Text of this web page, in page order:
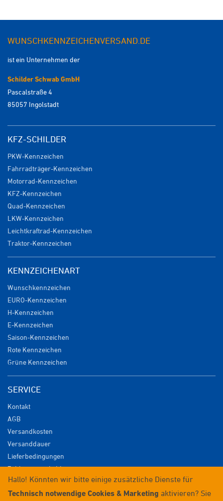
WUNSCHKENNZEICHENVERSAND.DE
ist ein Unternehmen der
Schilder Schwab GmbH
Pascalstraße 4
85057 Ingolstadt
KFZ-SCHILDER
PKW-Kennzeichen
Fahrradträger-Kennzeichen
Motorrad-Kennzeichen
KFZ-Kennzeichen
Quad-Kennzeichen
LKW-Kennzeichen
Leichtkraftrad-Kennzeichen
Traktor-Kennzeichen
KENNZEICHENART
Wunschkennzeichen
EURO-Kennzeichen
H-Kennzeichen
E-Kennzeichen
Saison-Kennzeichen
Rote Kennzeichen
Grüne Kennzeichen
SERVICE
Kontakt
AGB
Versandkosten
Versanddauer
Lieferbedingungen
Zahlungsmöglichkeiten
Datenschutz
Impressum
Hallo! Könnten wir bitte einige zusätzliche Dienste für
Technisch notwendige Cookies & Marketing aktivieren? Sie